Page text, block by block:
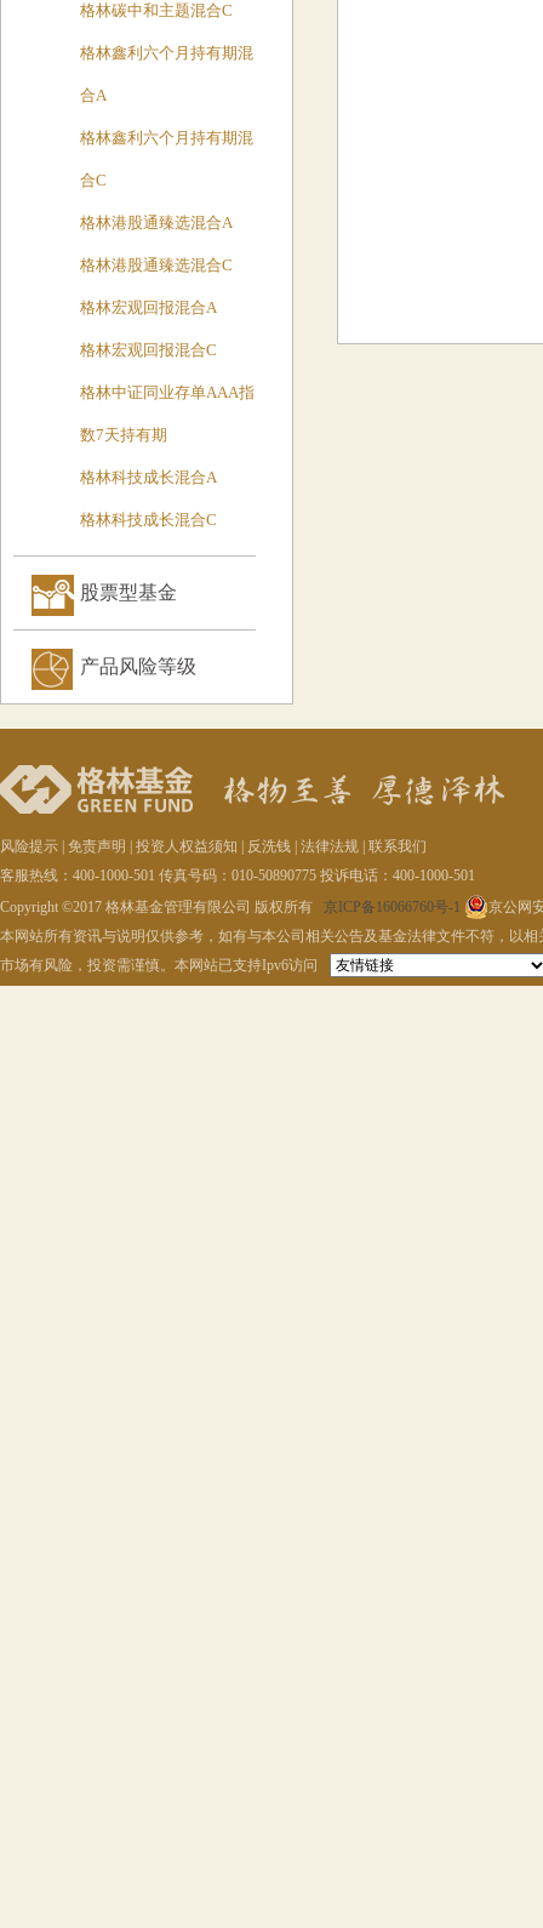
格林碳中和主题混合C
格林鑫利六个月持有期混
合A
格林鑫利六个月持有期混
合C
格林港股通臻选混合A
格林港股通臻选混合C
格林宏观回报混合A
格林宏观回报混合C
格林中证同业存单AAA指
数7天持有期
格林科技成长混合A
格林科技成长混合C
股票型基金
产品风险等级
风险提示 免责声明 投资人权益须知 反洗钱 法律法规 联系我们
客服热线：400-1000-501 传真号码：010-50890775 投诉电话：400-1000-501
Copyright ©2017 格林基金管理有限公司 版权所有 京ICP备16066760号-1
京公网
本网站所有资讯与说明仅供参考，如有与本公司相关公告及基金法律文件不符，以
市场有风险，投资需谨慎。本网站已支持Ipv6访问